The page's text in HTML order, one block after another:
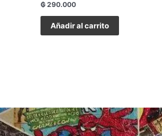
₲290.000
Añadir al carrito